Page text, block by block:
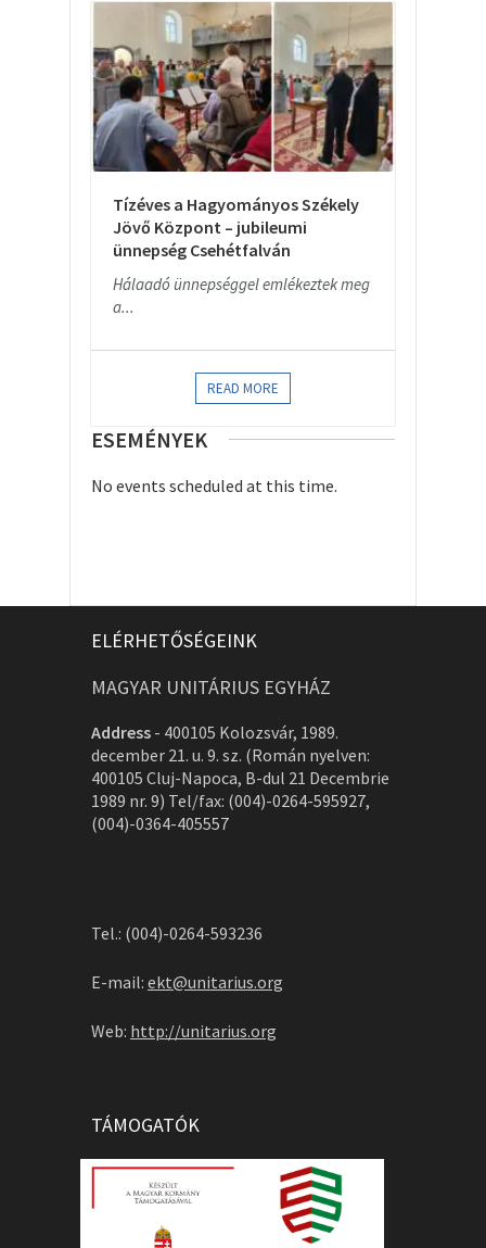
Tízéves a Hagyományos Székely
Jövő Központ – jubileumi
ünnepség Csehétfalván
Hálaadó ünnepséggel emlékeztek meg
a...
READ MORE
ESEMÉNYEK
No events scheduled at this time.
ELÉRHETŐSÉGEINK
MAGYAR UNITÁRIUS EGYHÁZ
Address - 400105 Kolozsvár, 1989.
december 21. u. 9. sz. (Román nyelven:
400105 Cluj-Napoca, B-dul 21 Decembrie
1989 nr. 9) Tel/fax: (004)-0264-595927,
(004)-0364-405557
Tel.: (004)-0264-593236
E-mail: ekt@unitarius.org
Web: http://unitarius.org
TÁMOGATÓK